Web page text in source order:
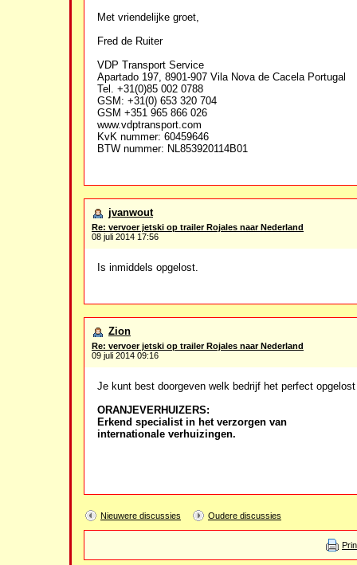
Met vriendelijke groet,
Fred de Ruiter
VDP Transport Service
Apartado 197, 8901-907 Vila Nova de Cacela Portugal
Tel. +31(0)85 002 0788
GSM: +31(0) 653 320 704
GSM +351 965 866 026
www.vdptransport.com
KvK nummer: 60459646
BTW nummer: NL853920114B01
jvanwout
Re: vervoer jetski op trailer Rojales naar Nederland
08 juli 2014 17:56
Is inmiddels opgelost.
Zion
Re: vervoer jetski op trailer Rojales naar Nederland
09 juli 2014 09:16
Je kunt best doorgeven welk bedrijf het perfect
ORANJEVERHUIZERS:
Erkend specialist in het verzorgen van
internationale verhuizingen.
Nieuwere discussies Oudere discussies